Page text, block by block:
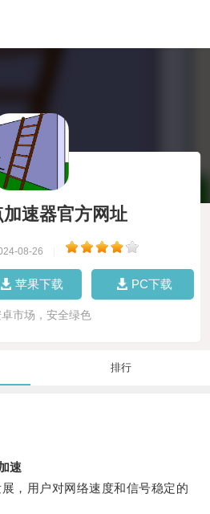
速器官方网址
08-26
苹果下载 PC下载
市场，安全绿色
排行
速
用户对网络速度和信号稳定的